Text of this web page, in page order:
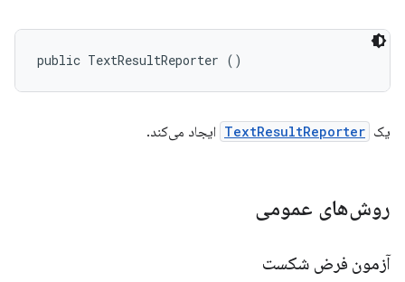
public TextResultReporter ()
یک TextResultReporter ایجاد می‌کند.
روش‌های عمومی
آزمون فرض شکست